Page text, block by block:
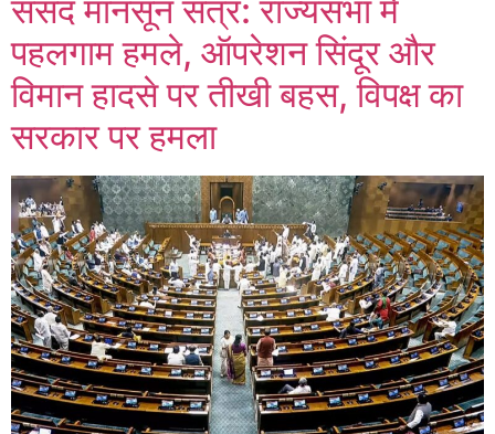
संसद मानसून सत्र: राज्यसभा में
पहलगाम हमले, ऑपरेशन सिंदूर और
विमान हादसे पर तीखी बहस, विपक्ष का
सरकार पर हमला